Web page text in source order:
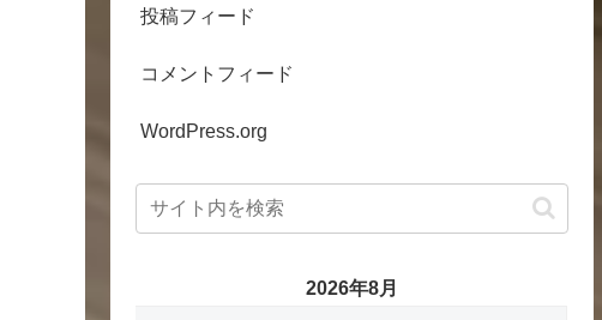
投稿フィード
コメントフィード
WordPress.org
2026年8月